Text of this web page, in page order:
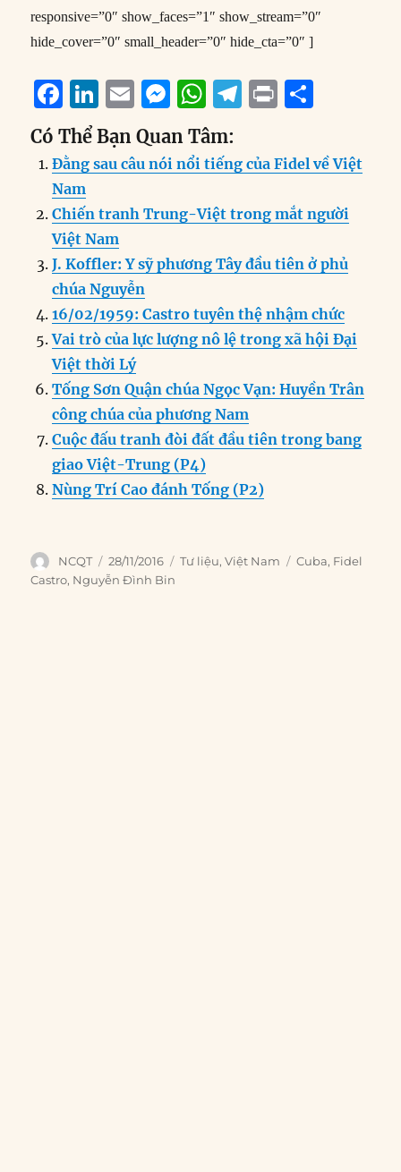
responsive=”0″ show_faces=”1″ show_stream=”0″
hide_cover=”0″ small_header=”0″ hide_cta=”0″ ]
F
a
c
e
b
o
o
k
Li
n
k
e
d
I
n
E
m
ai
l
M
e
ss
e
n
er
W
h
at
s
A
p
T
e
g
r
m
P
n
t
a
re
Có Thể Bạn Quan Tâm:
Đằng sau câu nói nổi tiếng của Fidel về Việt
Nam
Chiến tranh Trung-Việt trong mắt người
Việt Nam
J. Koffler: Y sỹ phương Tây đầu tiên ở phủ
chúa Nguyễn
16/02/1959: Castro tuyên thệ nhậm chức
Vai trò của lực lượng nô lệ trong xã hội Đại
Việt thời Lý
Tống Sơn Quận chúa Ngọc Vạn: Huyền Trân
công chúa của phương Nam
Cuộc đấu tranh đòi đất đầu tiên trong bang
giao Việt-Trung (P4)
Nùng Trí Cao đánh Tống (P2)
Author
NCQT
Posted
on
28/11/2016 Categories
Tư liệu,Việt Nam Tags
Cuba, Fidel
Castro, Nguyễn Đình Bin